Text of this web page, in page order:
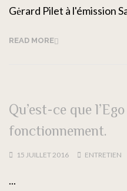
Gėrard Pilet à l'émission
READ MORE
Qu’est-ce que
fonctionnement.
15 JUILLET 2016 ENTRETIEN
...